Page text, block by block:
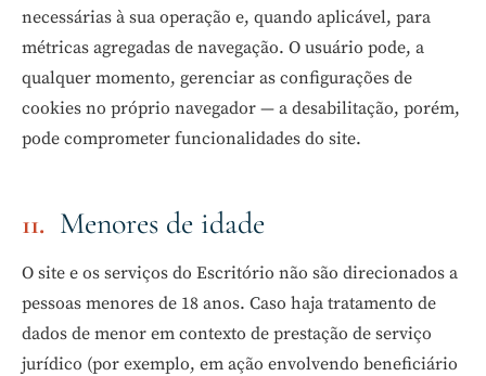
necessárias à sua operação e, quando aplicável, para
métricas agregadas de navegação. O usuário pode, a
qualquer momento, gerenciar as configurações de
cookies no próprio navegador — a desabilitação, porém,
pode comprometer funcionalidades do site.
Menores de idade
O site e os serviços do Escritório não são direcionados a
pessoas menores de 18 anos. Caso haja tratamento de
dados de menor em contexto de prestação de serviço
jurídico (por exemplo, em ação envolvendo beneficiário